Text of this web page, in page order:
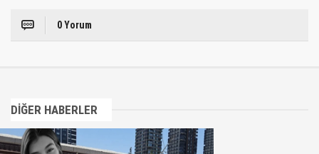
0 Yorum
DİĞER HABERLER